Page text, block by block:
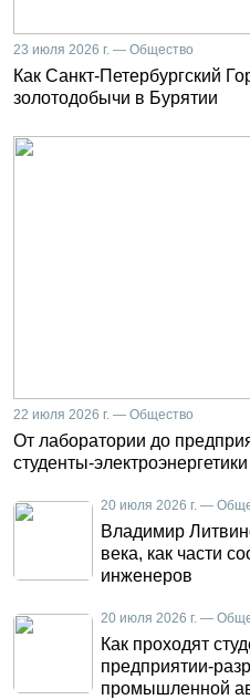
23 июля 2026 г. — Общество
Как Санкт-Петербургский
золотодобычи в Бурятии
22 июля 2026 г. — Общество
От лаборатории до
студенты-
20 июля 2026 г. —
Владимир
века, как части
инженеров
20 июля 2026 г. —
Как проходят
предприятии-
промышленной